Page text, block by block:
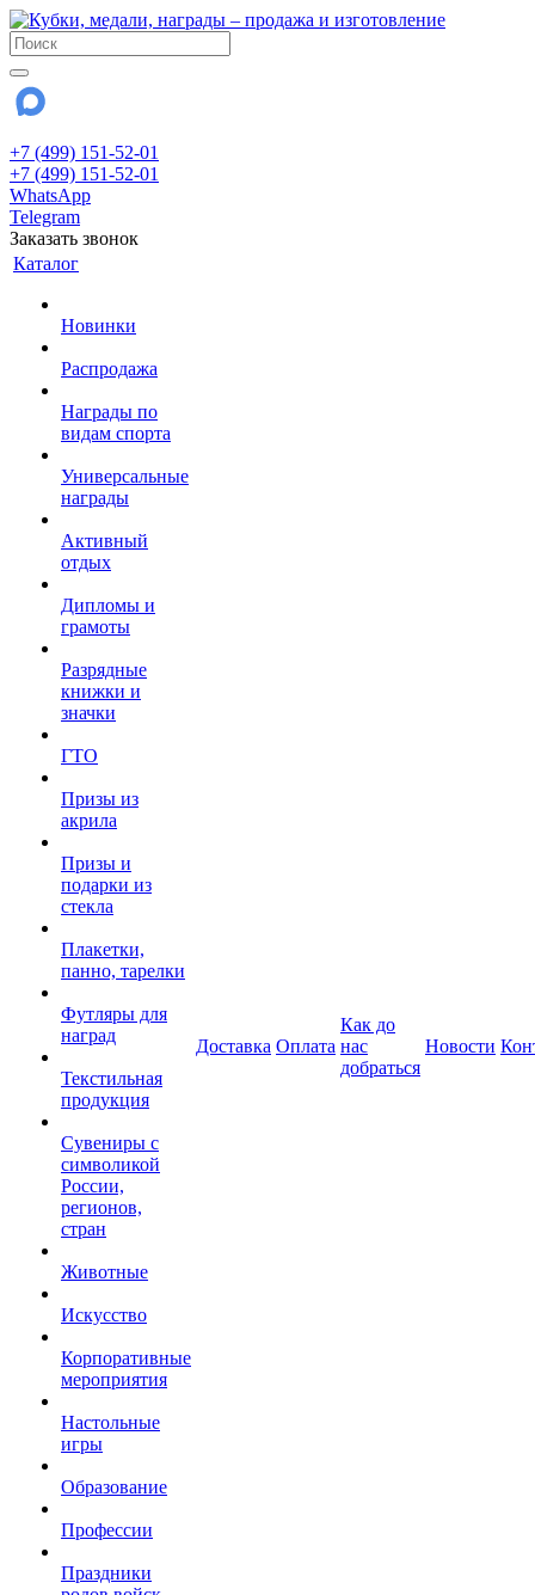
+7 (499) 151-52-01
+7 (499) 151-52-01
WhatsApp
Telegram
Заказать звонок
Каталог
Новинки
Распродажа
Награды по
видам спорта
Универсальные
награды
Активный
отдых
Дипломы и
грамоты
Разрядные
книжки и
значки
ГТО
Призы из
акрила
Призы и
подарки из
стекла
Плакетки,
панно, тарелки
Футляры для
наград
Текстильная
продукция
Сувениры с
символикой
России,
регионов,
стран
Животные
Искусство
Корпоративные
мероприятия
Настольные
игры
Образование
Профессии
Праздники
Доставка Оплата
Как до
нас
добраться
Новости